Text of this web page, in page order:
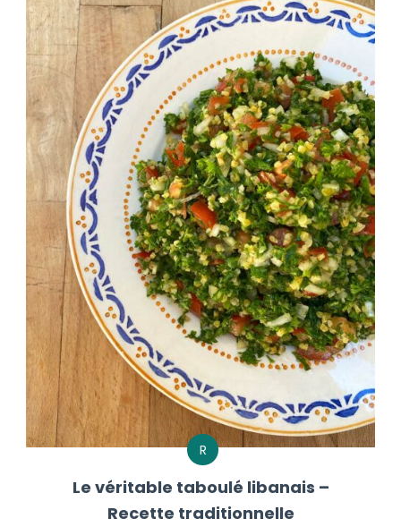
R
Le véritable taboulé libanais –
Recette traditionnelle